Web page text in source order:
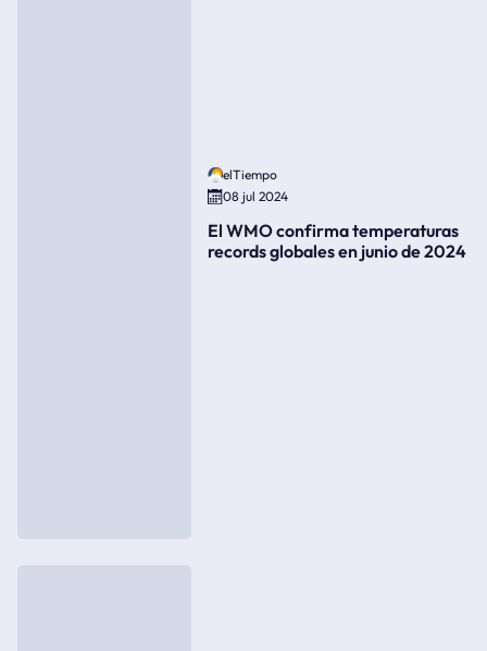
elTiempo
08 jul 2024
El WMO confirma temperaturas
records globales en junio de 2024